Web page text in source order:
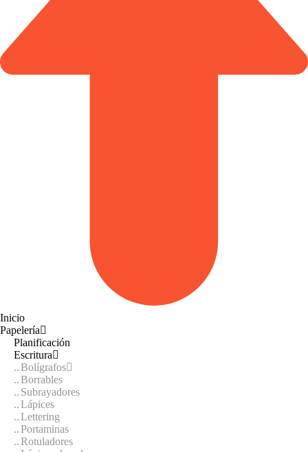
Inicio
Papelería
Planificación
Escritura
Bolígrafos
Borrables
Subrayadores
Lápices
Lettering
Portaminas
Rotuladores